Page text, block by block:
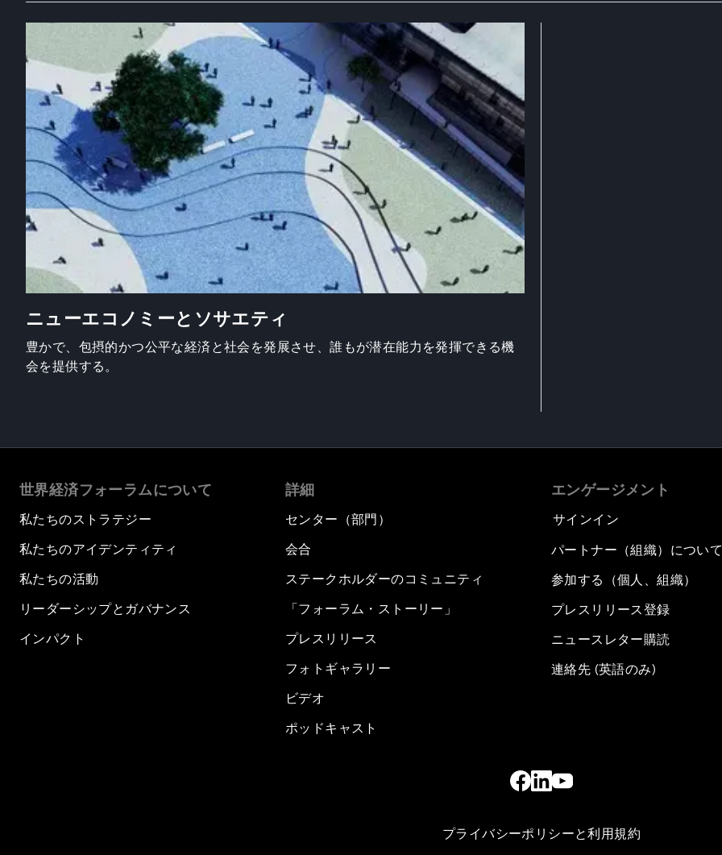
ニューエコノミーとソサエティ
豊かで、包摂的かつ公平な経済と社会を発展させ、誰もが潜在能力を発揮できる機
会を提供する。
世界経済フォーラムについて
私たちのストラテジー
私たちのアイデンティティ
私たちの活動
リーダーシップとガバナンス
インパクト
詳細
センター（部門）
会合
ステークホルダーのコミュニティ
「フォーラム・ストーリー」
プレスリリース
フォトギャラリー
ビデオ
ポッドキャスト
エンゲージメント
サインイン
パートナー（組織）につい
参加する（個人、組織）
プレスリリース登録
ニュースレター購読
連絡先 (英語のみ)
プライバシーポリシーと利用規約